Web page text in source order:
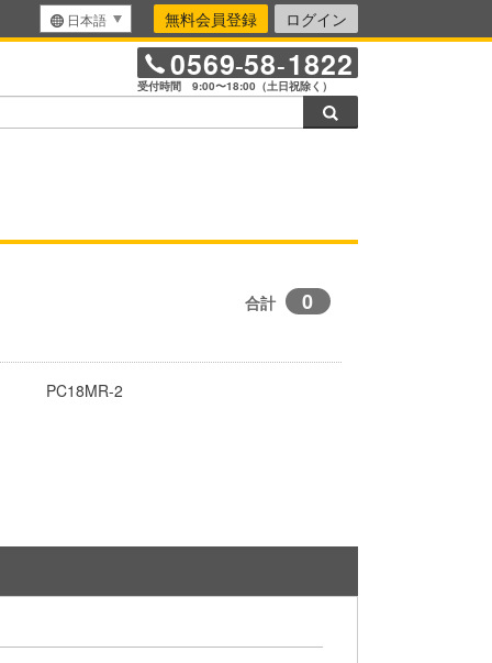
日本語 無料会員登録 ログイン
0569-58-1822
受付時間 9:00〜18:00（土日祝除く）
合計 0
PC18MR-2